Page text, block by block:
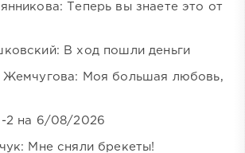
Теперь вы знаете это от
В ход пошли деньги
Жемчугова: Моя большая любовь,
2 на 6/08/2026
Мне сняли брекеты!